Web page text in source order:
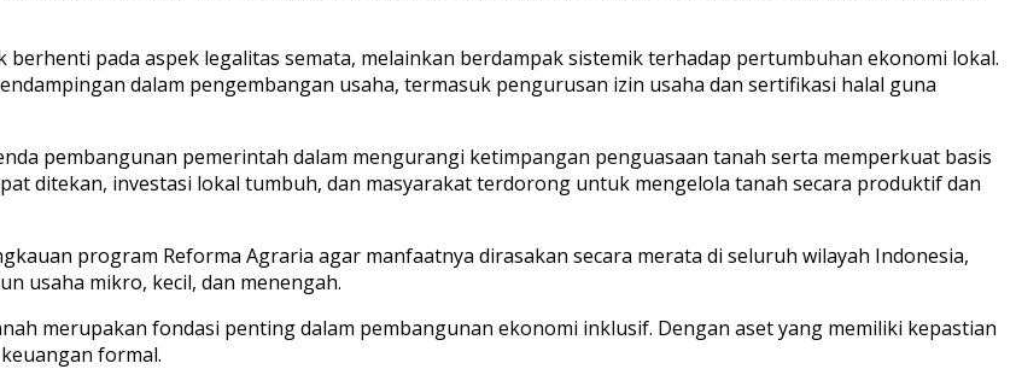
pada aspek legalitas semata, melainkan berdampak sistemik terhadap pertumbuhan ekonomi lokal.
dalam pengembangan usaha, termasuk pengurusan izin usaha dan sertifikasi halal guna
pembangunan pemerintah dalam mengurangi ketimpangan penguasaan tanah serta memperkuat basis
ditekan, investasi lokal tumbuh, dan masyarakat terdorong untuk mengelola tanah secara produktif dan
program Reforma Agraria agar manfaatnya dirasakan secara merata di seluruh wilayah Indonesia,
usaha mikro, kecil, dan menengah.
merupakan fondasi penting dalam pembangunan ekonomi inklusif. Dengan aset yang memiliki kepastian
formal.